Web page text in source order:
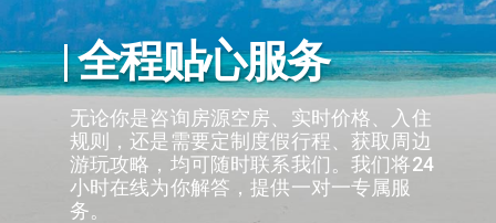
| 全程贴心服务
无论你是咨询房源空房、实时价格、入住
规则，还是需要定制度假行程、获取周边
游玩攻略，均可随时联系我们。我们将24
小时在线为你解答，提供一对一专属服
务。